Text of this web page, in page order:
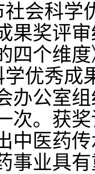
会科学
果奖评
四个维
优秀成
办公室
次。获
中医药
事业具